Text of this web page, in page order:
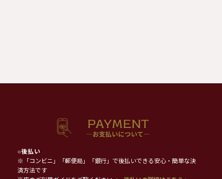
○後払い
※「コンビニ」「郵便局」「銀行」で後払いできる安心・簡単な決
済方法です